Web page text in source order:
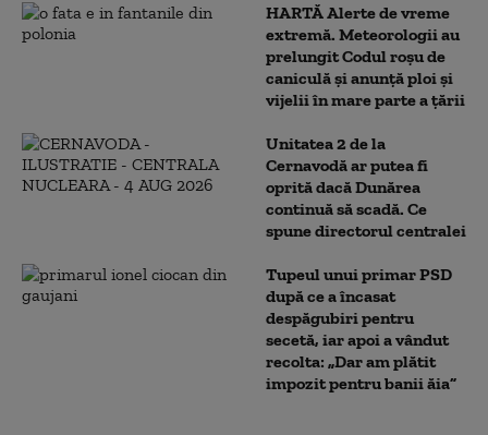
HARTĂ Alerte de vreme
extremă. Meteorologii au
prelungit Codul roșu de
caniculă și anunță ploi și
vijelii în mare parte a țării
Unitatea 2 de la
Cernavodă ar putea fi
oprită dacă Dunărea
continuă să scadă. Ce
spune directorul centralei
Tupeul unui primar PSD
după ce a încasat
despăgubiri pentru
secetă, iar apoi a vândut
recolta: „Dar am plătit
impozit pentru banii ăia”